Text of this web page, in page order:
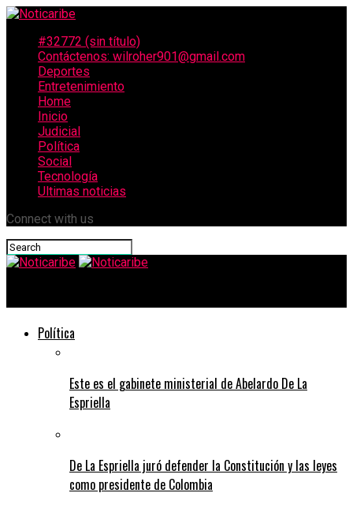
#32772 (sin título)
Contáctenos: wilroher901@gmail.com
Deportes
Entretenimiento
Home
Inicio
Judicial
Política
Social
Tecnología
Ultimas noticias
Connect with us
Política
Este es el gabinete ministerial de Abelardo De La
Espriella
De La Espriella juró defender la Constitución y las leyes
como presidente de Colombia